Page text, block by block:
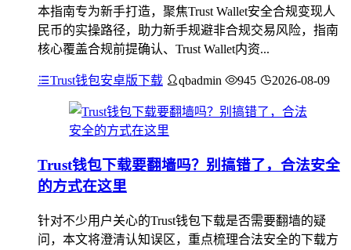
本指南专为新手打造，聚焦Trust Wallet安全合规变现人
民币的实操路径，助力新手规避非合规交易风险，指南
核心覆盖合规前提确认、Trust Wallet内资...
Trust钱包安卓版下载 qbadmin 945 2026-08-09
Trust钱包下载要翻墙吗？别搞错了，合法安全
的方式在这里
针对不少用户关心的Trust钱包下载是否需要翻墙的疑
问，本文将澄清认知误区，重点梳理合法安全的下载方